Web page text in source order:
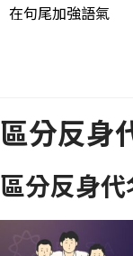
在句尾加強語氣
區分反身
區分反身